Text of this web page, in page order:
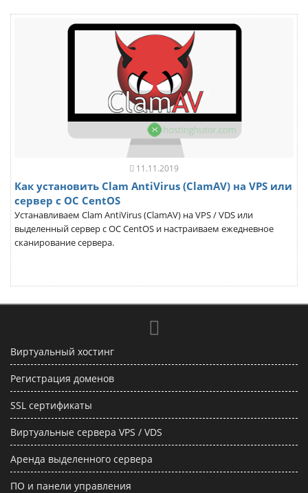
11.11.2019
Как установить Clam AntiVirus (ClamAV) на VPS или
сервер с ОС CentOS
Устанавливаем Clam AntiVirus (ClamAV) на VPS / VDS или
выделенный сервер с ОС CentOS и настраиваем ежедневное
сканирование сервера.
Виртуальный хостинг
Регистрация доменов
SSL сертификаты
Виртуальные сервера VPS / VDS
Аренда выделенного сервера
ПО и панели управления